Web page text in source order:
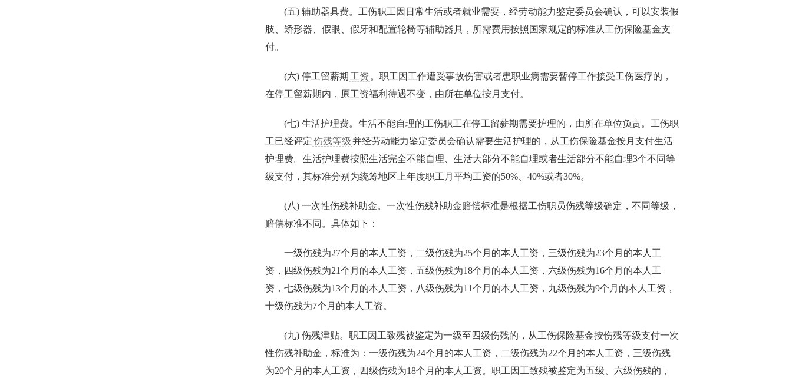
(五) 辅助器具费。工伤职工因日常生活或者就业需要，经劳动能力鉴定委员会确认，可以安装假
肢、矫形器、假眼、假牙和配置轮椅等辅助器具，所需费用按照国家规定的标准从工伤保险基金支
付。
(六) 停工留薪期 工资 。职工因工作遭受事故伤害或者患职业病需要暂停工作接受工伤医疗的，
在停工留薪期内，原工资福利待遇不变，由所在单位按月支付。
(七) 生活护理费。生活不能自理的工伤职工在停工留薪期需要护理的，由所在单位负责。工伤职
工已经评定伤残等级并经劳动能力鉴定委员会确认需要生活护理的，从工伤保险基金按月支付生活
护理费。生活护理费按照生活完全不能自理、生活大部分不能自理或者生活部分不能自理3个不同等
级支付，其标准分别为统筹地区上年度职工月平均工资的50%、40%或者30%。
(八) 一次性伤残补助金。一次性伤残补助金赔偿标准是根据工伤职员伤残等级确定，不同等级，
赔偿标准不同。具体如下：
一级伤残为27个月的本人工资，二级伤残为25个月的本人工资，三级伤残为23个月的本人工
资，四级伤残为21个月的本人工资，五级伤残为18个月的本人工资，六级伤残为16个月的本人工
资，七级伤残为13个月的本人工资，八级伤残为11个月的本人工资，九级伤残为9个月的本人工资，
十级伤残为7个月的本人工资。
(九) 伤残津贴。职工因工致残被鉴定为一级至四级伤残的，从工伤保险基金按伤残等级支付一次
性伤残补助金，标准为：一级伤残为24个月的本人工资，二级伤残为22个月的本人工资，三级伤残
为20个月的本人工资，四级伤残为18个月的本人工资。职工因工致残被鉴定为五级、六级伤残的，